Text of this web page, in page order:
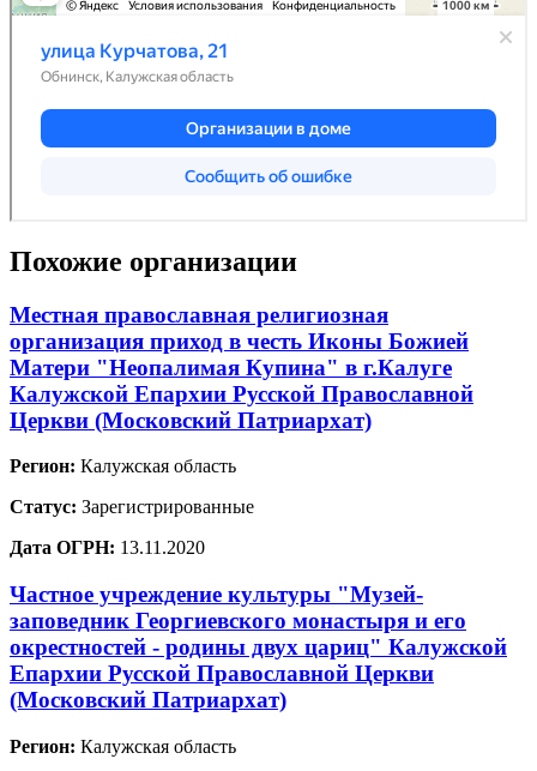
Похожие организации
Местная православная религиозная
организация приход в честь Иконы Божией
Матери "Неопалимая Купина" в г.Калуге
Калужской Епархии Русской Православной
Церкви (Московский Патриархат)
Регион: Калужская область
Статус: Зарегистрированные
Дата ОГРН: 13.11.2020
Частное учреждение культуры "Музей-
заповедник Георгиевского монастыря и его
окрестностей - родины двух цариц" Калужской
Епархии Русской Православной Церкви
(Московский Патриархат)
Регион: Калужская область